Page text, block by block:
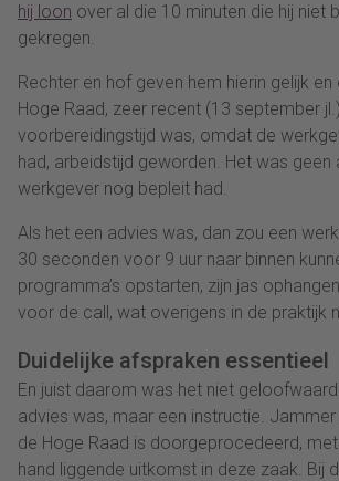
hij loon over al die 10 minuten die hij niet
gekregen.
Rechter en hof geven hem hierin gelijk
Hoge Raad, zeer recent (13 september
voorbereidingstijd was, omdat de
had, arbeidstijd geworden. Het was geen
werkgever nog bepleit had.
Als het een advies was, dan zou een
30 seconden voor 9 uur naar binnen
programma’s opstarten, zijn jas
voor de call, wat overigens in de praktijk
Duidelijke afspraken essentieel
En juist daarom was het niet
advies was, maar een instructie.
de Hoge Raad is doorgeprocedeerd,
hand liggende uitkomst in deze zaak. Bij